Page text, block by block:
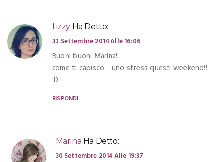
Lizzy Ha Detto:
30 Settembre 2014 Alle 16:06
Buoni buoni Marina!
come ti capisco… uno stress questi weekend!!
:D
RISPONDI
Marina Ha Detto:
30 Settembre 2014 Alle 19:37